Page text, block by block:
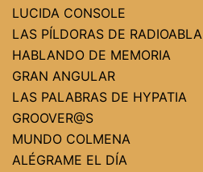
LUCIDA CONSOLE
LAS PÍLDORAS DE RADIOABLA
HABLANDO DE MEMORIA
GRAN ANGULAR
LAS PALABRAS DE HYPATIA
GROOVER@S
MUNDO COLMENA
ALÉGRAME EL DÍA